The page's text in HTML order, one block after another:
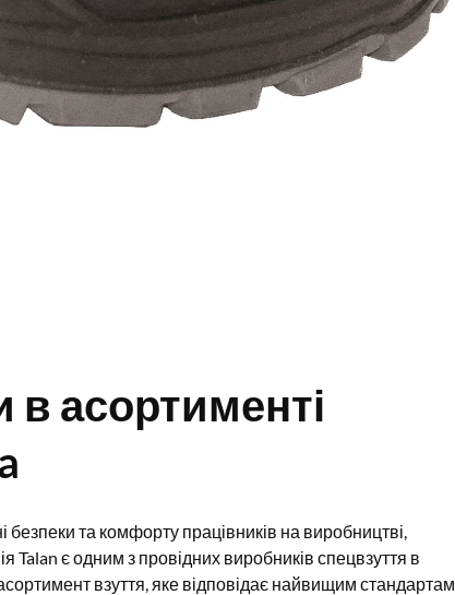
в асортименті
безпеки та комфорту працівників на виробництві,
Talan є одним з провідних виробників спецвзуття в
взуття, яке відповідає найвищим стандартам